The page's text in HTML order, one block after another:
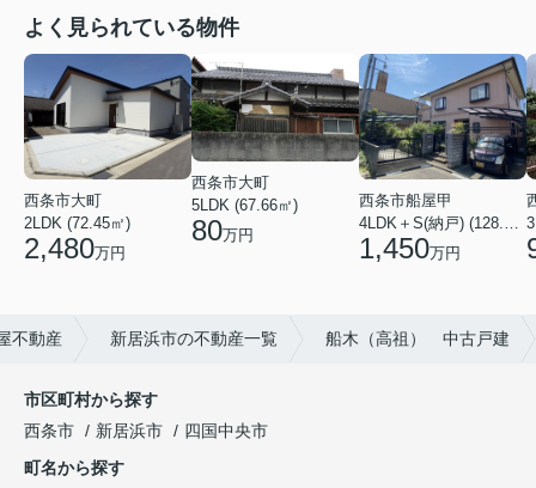
よく見られている物件
西条市大町
2LDK (72.45㎡)
2,480万円
西条市大町
5LDK (67.66㎡)
80万円
西条市船屋甲
4LDK＋S(納戸) (128.15㎡)
1,450万円
不動産 新居浜市の不動産一覧 船木（高祖） 中古戸建
市区町村から探す
西条市
新居浜市
四国中央市
町名から探す